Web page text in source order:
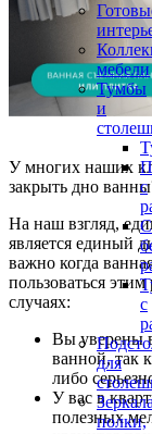
мебели
Тумбы
и
с
с
для
полки,
У многих наших
закрыть дно
На наш взгляд,
является единый
важно когда
пользоваться
случаях:
Вы уверены
ванной, так
либо
У вас в
полезных